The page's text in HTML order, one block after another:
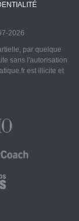
2026
par quelque
sans l'autorisation
est illicite et